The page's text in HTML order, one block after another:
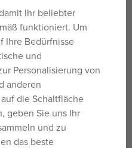
auf Lager
UVP:8,49 €
6,79 €
Nachricht
Ihr beliebter
funktioniert. Um
Ihre Bedürfnisse
und
Personalisierung von
anderen
die Schaltfläche
geben Sie uns Ihr
und zu
das beste